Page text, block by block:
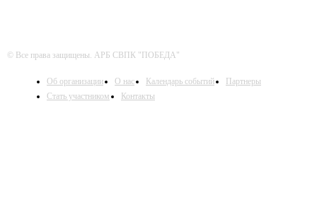
© Все права защищены. АРБ СВПК "ПОБЕДА"
Об организации О нас Календарь событий
Партнеры
Стать участником
Контакты